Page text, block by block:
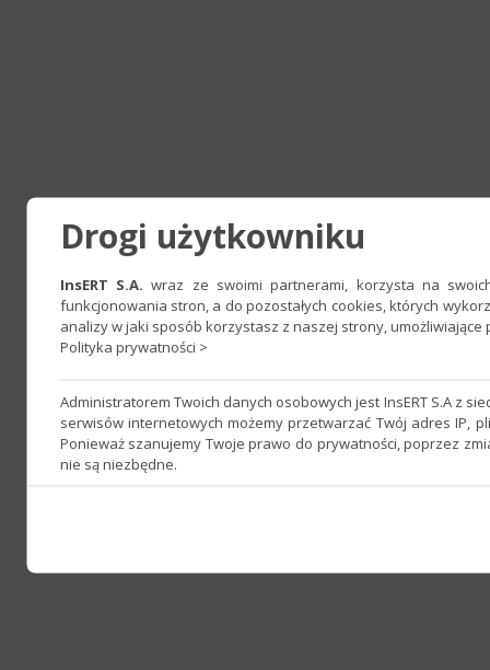
Drogi użytkowniku
InsERT S.A. wraz ze swoimi partnerami, korzysta na
funkcjonowania stron, a do pozostałych cookies, których
analizy w jaki sposób korzystasz z naszej strony,
Polityka prywatności >
Administratorem Twoich danych osobowych jest InsERT S.A z
serwisów internetowych możemy przetwarzać Twój adres IP,
Ponieważ szanujemy Twoje prawo do prywatności, poprzez
nie są niezbędne.